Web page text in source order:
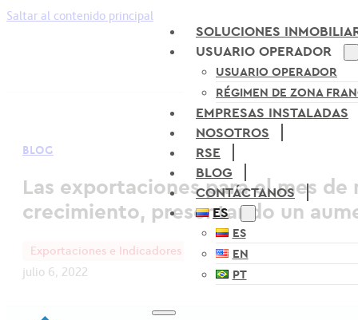
Saltar al contenido principal
SOLUCIONES
USUARIO OPERADOR
USUARIO OPERADOR
RÉGIMEN DE ZONA
EMPRESAS INSTALADAS
NOSOTROS
RSE
BLOG
CONTÁCTANOS
ES
ES
EN
PT
BLOG
Las exportaciones para el mes
crecimiento, presentando un
Exportaciones e Indicadores Económicos
julio 6, 2022